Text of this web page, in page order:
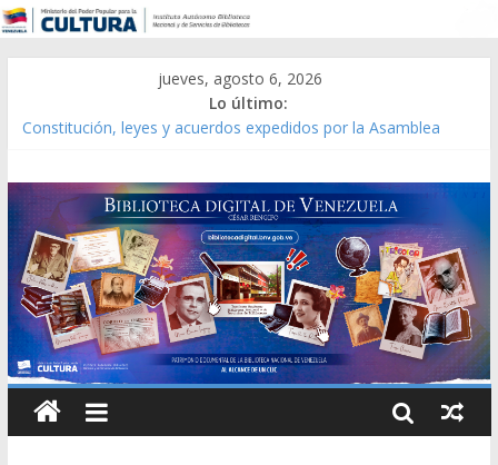
jueves, agosto 6, 2026
Lo último:
Constitución, leyes y acuerdos expedidos por la Asamblea
Modesta Bor Sánchez [material gráfico]
Gaceta Oficial de la República de Venezuela año CXXXIII Mes V,
Caracas 09 de marzo de 2006 N° 38.394
Catálogo temático de obras de Modesta Bor